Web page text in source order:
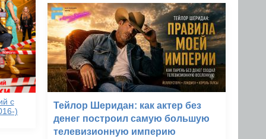
с
)
Тейлор Шеридан: как актер без
денег построил самую большую
телевизионную империю